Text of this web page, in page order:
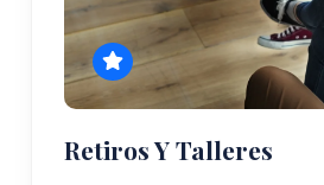
Retiros Y Talleres